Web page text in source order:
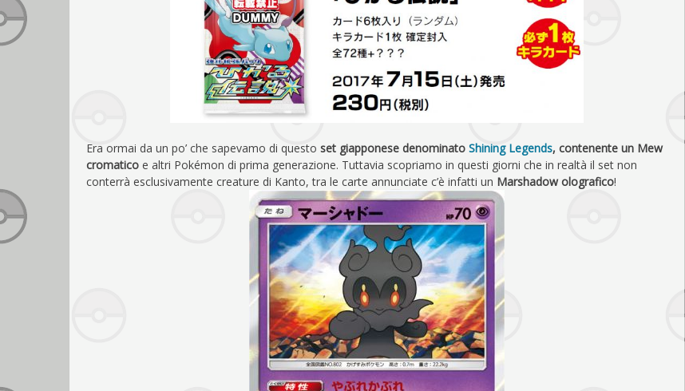
Era ormai da un po’ che sapevamo di questo set giapponese denominato Shining Legends, contenente un Mew
cromatico e altri Pokémon di prima generazione. Tuttavia scopriamo in questi giorni che in realtà il set non
conterrà esclusivamente creature di Kanto, tra le carte annunciate c’è infatti un Marshadow olografico!